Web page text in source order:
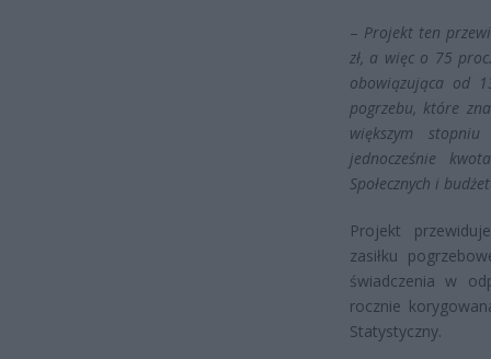
– Projekt ten
zł, a więc o 75
obowiązująca od
pogrzebu, które
większym
jednocześnie
Społecznych i
Projekt
zasiłku
świadczenia w
rocznie
Statystyczny.